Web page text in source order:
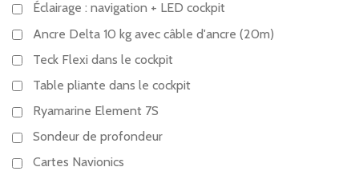
Éclairage : navigation + LED cockpit
Ancre Delta 10 kg avec câble d'ancre (20m)
Teck Flexi dans le cockpit
Table pliante dans le cockpit
Ryamarine Element 7S
Sondeur de profondeur
Cartes Navionics